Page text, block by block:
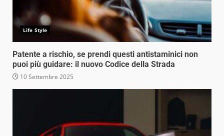
Life Style
Patente a rischio, se prendi questi antistaminici non
puoi più guidare: il nuovo Codice della Strada
10 Settembre 2025